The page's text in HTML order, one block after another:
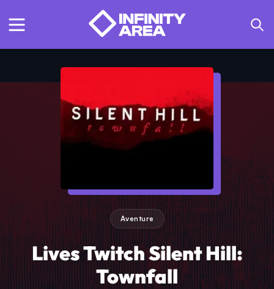
Aventure
Lives Twitch Silent Hill:
Townfall